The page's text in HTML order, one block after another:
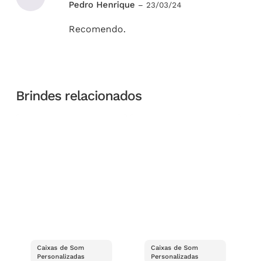
5de 5
Pedro Henrique – 23/03/24
Recomendo.
Brindes relacionados
Caixas de Som
Personalizadas
Caixas de Som
Personalizadas